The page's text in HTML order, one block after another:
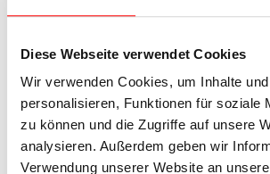
Diese Webseite verwendet Cookies
Wir verwenden Cookies, um Inhalte
personalisieren, Funktionen für soziale
zu können und die Zugriffe auf unsere
analysieren. Außerdem geben wir
Verwendung unserer Website an
heute entlang des Ketelmeers
umschlossen war. Erosion
im 19. Jahrhundert verließen die
Bewohner Schokland, das seit
Landgewinnung vollständig vom
umgeben ist. Viele Nachfahren
Inselbewohner tragen heute den